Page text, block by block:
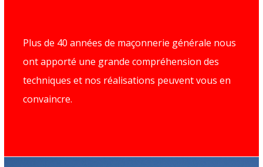
Plus de 40 années de maçonnerie générale nous
ont apporté une grande compréhension des
techniques et nos réalisations peuvent vous en
convaincre.